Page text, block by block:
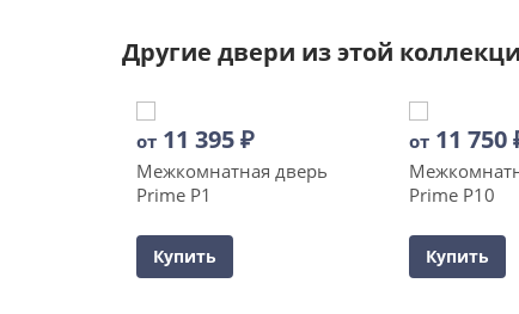
Другие двери из этой
от 11 395₽
Межкомнатная дверь
Prime P1
Купить
от 11 750
Prime P10
Купить